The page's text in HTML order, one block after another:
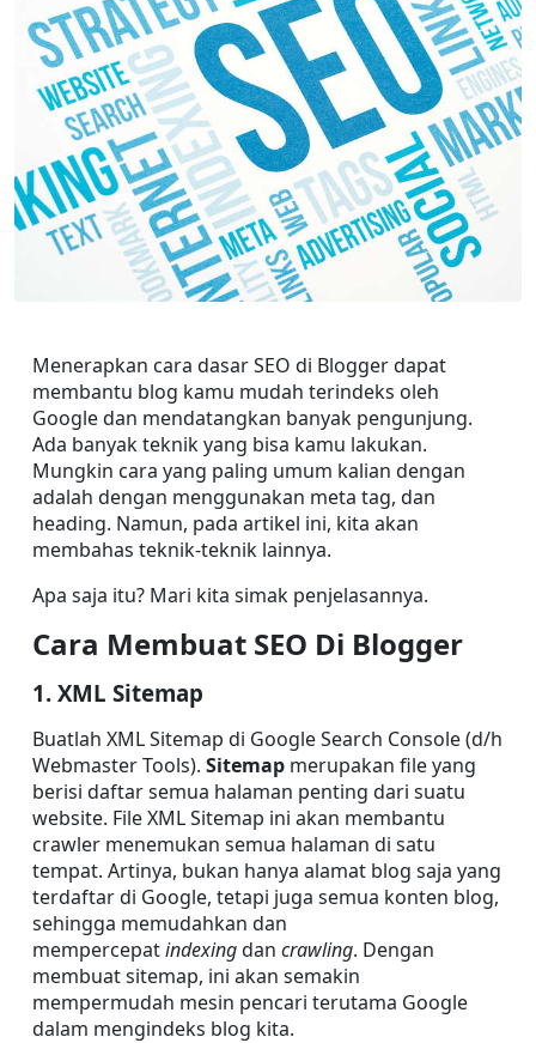
Menerapkan cara dasar SEO di Blogger dapat
membantu blog kamu mudah terindeks oleh
Google dan mendatangkan banyak pengunjung.
Ada banyak teknik yang bisa kamu lakukan.
Mungkin cara yang paling umum kalian dengan
adalah dengan menggunakan meta tag, dan
heading. Namun, pada artikel ini, kita akan
membahas teknik-teknik lainnya.
Apa saja itu? Mari kita simak penjelasannya.
Cara Membuat SEO Di Blogger
1. XML Sitemap
Buatlah XML Sitemap di Google Search Console (d/h
Webmaster Tools). Sitemap merupakan file yang
berisi daftar semua halaman penting dari suatu
website. File XML Sitemap ini akan membantu
crawler menemukan semua halaman di satu
tempat. Artinya, bukan hanya alamat blog saja yang
terdaftar di Google, tetapi juga semua konten blog,
sehingga memudahkan dan
mempercepat indexing dan crawling. Dengan
membuat sitemap, ini akan semakin
mempermudah mesin pencari terutama Google
dalam mengindeks blog kita.